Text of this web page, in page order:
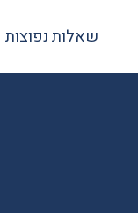
שאלות נפוצות